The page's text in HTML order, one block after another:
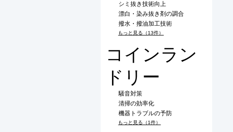
シミ抜き技術向上
漂白・染み抜き剤の調合
撥水・撥油加工技術
もっと見る（13件）
コインラン
ドリー
騒音対策
清掃の効率化
機器トラブルの予防
もっと見る（1件）